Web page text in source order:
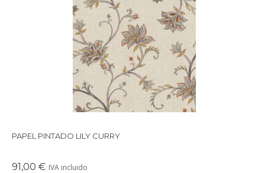
Es un papel pintado de inspiracion floral.
PAPEL PINTADO LILY CURRY
91,00 € IVA incluido